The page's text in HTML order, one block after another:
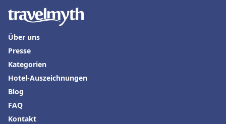
Über uns
Presse
Kategorien
Hotel-Auszeichnungen
Blog
FAQ
Kontakt